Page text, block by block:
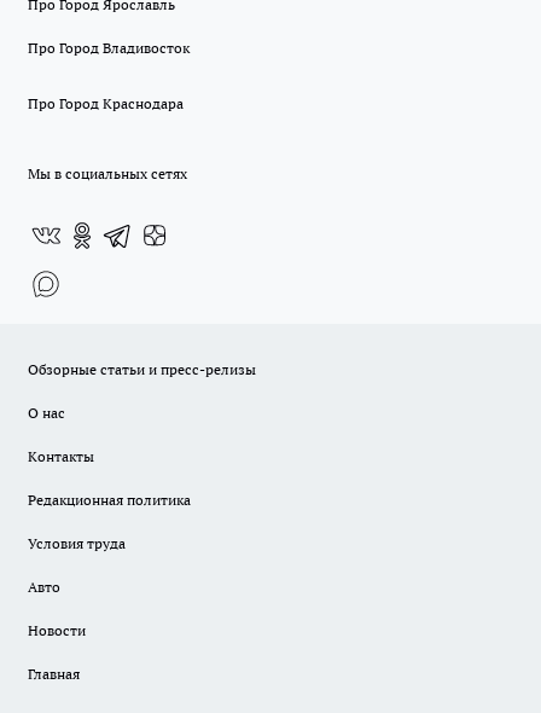
Про Город Ярославль
Про Город Владивосток
Про Город Краснодара
Мы в социальных сетях
Обзорные статьи и пресс-релизы
О нас
Контакты
Редакционная политика
Условия труда
Авто
Новости
Главная